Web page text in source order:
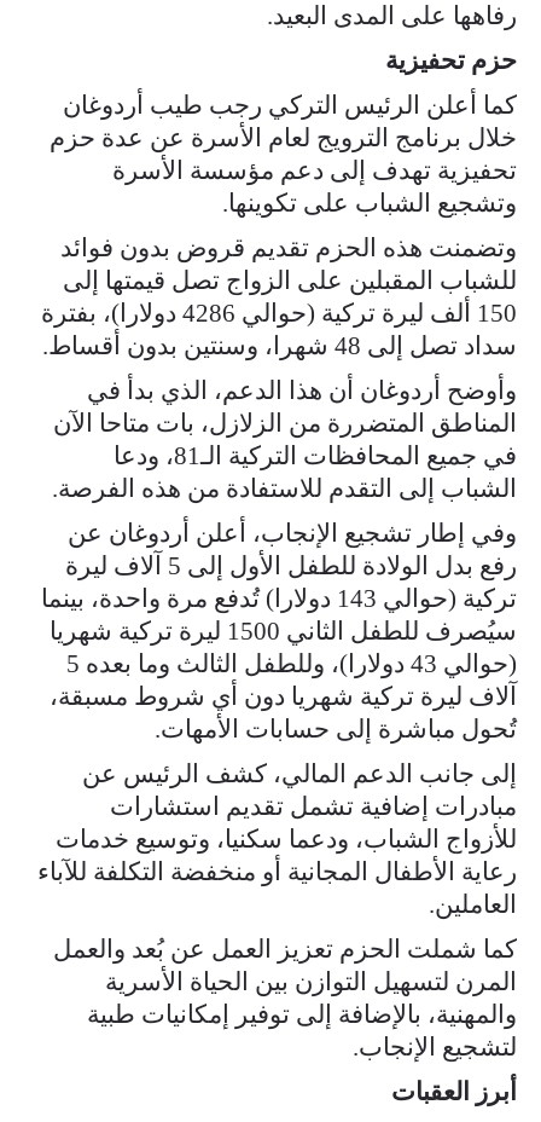
رفاهها على المدى البعيد.
حزم تحفيزية
كما أعلن الرئيس التركي رجب طيب أردوغان
خلال برنامج الترويج لعام الأسرة عن عدة حزم
تحفيزية تهدف إلى دعم مؤسسة الأسرة
وتشجيع الشباب على تكوينها.
وتضمنت هذه الحزم تقديم قروض بدون فوائد
للشباب المقبلين على الزواج تصل قيمتها إلى
150 ألف ليرة تركية (حوالي 4286 دولارا)، بفترة
سداد تصل إلى 48 شهرا، وسنتين بدون أقساط.
وأوضح أردوغان أن هذا الدعم، الذي بدأ في
المناطق المتضررة من الزلازل، بات متاحا الآن
في جميع المحافظات التركية الـ81، ودعا
الشباب إلى التقدم للاستفادة من هذه الفرصة.
وفي إطار تشجيع الإنجاب، أعلن أردوغان عن
رفع بدل الولادة للطفل الأول إلى 5 آلاف ليرة
تركية (حوالي 143 دولارا) تُدفع مرة واحدة، بينما
سيُصرف للطفل الثاني 1500 ليرة تركية شهريا
(حوالي 43 دولارا)، وللطفل الثالث وما بعده 5
آلاف ليرة تركية شهريا دون أي شروط مسبقة،
تُحول مباشرة إلى حسابات الأمهات.
إلى جانب الدعم المالي، كشف الرئيس عن
مبادرات إضافية تشمل تقديم استشارات
للأزواج الشباب، ودعما سكنيا، وتوسيع خدمات
رعاية الأطفال المجانية أو منخفضة التكلفة للآباء
العاملين.
كما شملت الحزم تعزيز العمل عن بُعد والعمل
المرن لتسهيل التوازن بين الحياة الأسرية
والمهنية، بالإضافة إلى توفير إمكانيات طبية
لتشجيع الإنجاب.
أبرز العقبات